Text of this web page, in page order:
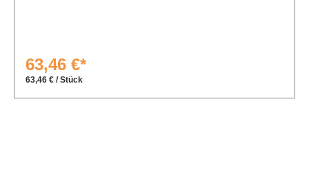
63,46 €*
63,46 € / Stück